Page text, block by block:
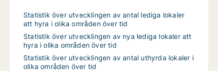
Statistik över utvecklingen av antal lediga lokaler
att hyra i olika områden över tid
Statistik över utvecklingen av nya lediga lokaler att
hyra i olika områden över tid
Statistik över utvecklingen av antal uthyrda lokaler i
olika områden över tid